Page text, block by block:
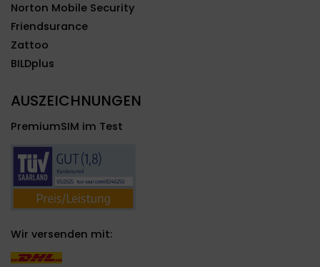
Norton Mobile Security
Friendsurance
Zattoo
BILDplus
AUSZEICHNUNGEN
PremiumSIM im Test
Wir versenden mit: